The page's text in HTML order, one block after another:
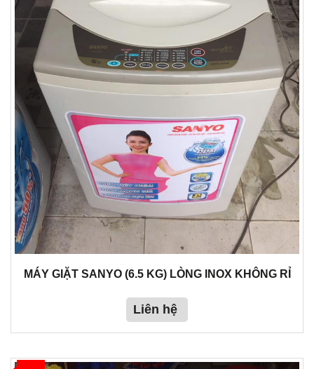
MÁY GIẶT SANYO (6.5 KG) LÒNG INOX KHÔNG RỈ
Liên hệ